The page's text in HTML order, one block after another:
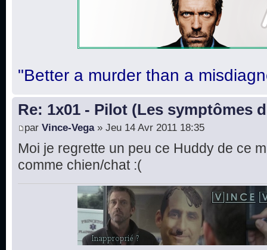
"Better a murder than a
Re: 1x01 - Pilot (Les symptômes
par Vince-Vega» Jeu 14 Avr 2011 18:35
Moi je regrette un peu ce Huddy de ce
comme chien/chat :(